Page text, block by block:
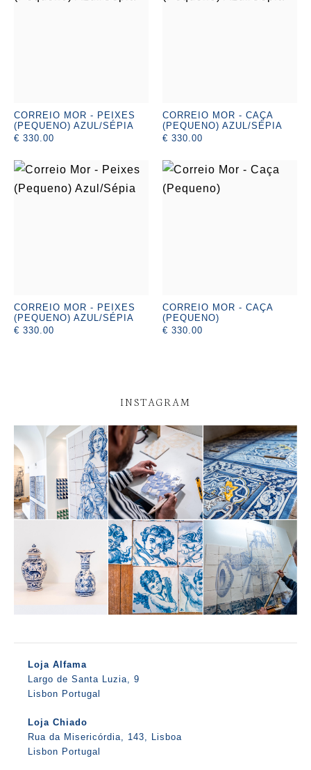
CORREIO MOR - PEIXES
(PEQUENO) AZUL/SÉPIA
€ 330.00
CORREIO MOR - CAÇA
(PEQUENO) AZUL/SÉPIA
€ 330.00
CORREIO MOR - PEIXES
(PEQUENO) AZUL/SÉPIA
€ 330.00
CORREIO MOR - CAÇA
(PEQUENO)
€ 330.00
INSTAGRAM
Loja Alfama
Largo de Santa Luzia, 9
Lisbon Portugal
Loja Chiado
Rua da Misericórdia, 143, Lisboa
Lisbon Portugal